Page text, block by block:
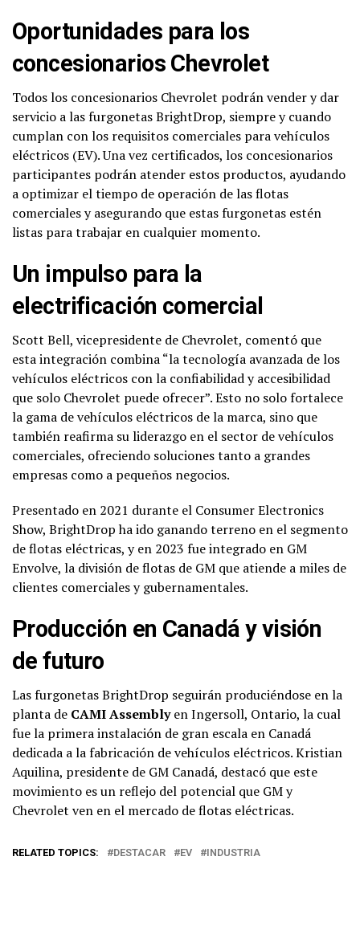
Oportunidades para los
concesionarios Chevrolet
Todos los concesionarios Chevrolet podrán vender y dar
servicio a las furgonetas BrightDrop, siempre y cuando
cumplan con los requisitos comerciales para vehículos
eléctricos (EV). Una vez certificados, los concesionarios
participantes podrán atender estos productos, ayudando
a optimizar el tiempo de operación de las flotas
comerciales y asegurando que estas furgonetas estén
listas para trabajar en cualquier momento.
Un impulso para la
electrificación comercial
Scott Bell, vicepresidente de Chevrolet, comentó que
esta integración combina “la tecnología avanzada de los
vehículos eléctricos con la confiabilidad y accesibilidad
que solo Chevrolet puede ofrecer”. Esto no solo fortalece
la gama de vehículos eléctricos de la marca, sino que
también reafirma su liderazgo en el sector de vehículos
comerciales, ofreciendo soluciones tanto a grandes
empresas como a pequeños negocios.
Presentado en 2021 durante el Consumer Electronics
Show, BrightDrop ha ido ganando terreno en el segmento
de flotas eléctricas, y en 2023 fue integrado en GM
Envolve, la división de flotas de GM que atiende a miles de
clientes comerciales y gubernamentales.
Producción en Canadá y visión
de futuro
Las furgonetas BrightDrop seguirán produciéndose en la
planta de CAMI Assemblyen Ingersoll, Ontario, la cual
fue la primera instalación de gran escala en Canadá
dedicada a la fabricación de vehículos eléctricos. Kristian
Aquilina, presidente de GM Canadá, destacó que este
movimiento es un reflejo del potencial que GM y
Chevrolet ven en el mercado de flotas eléctricas.
RELATED TOPICS: DESTACAR EV INDUSTRIA